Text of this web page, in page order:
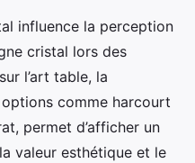
influence la perception
cristal lors des
l’art table, la
comme harcourt
permet d’afficher un
valeur esthétique et le